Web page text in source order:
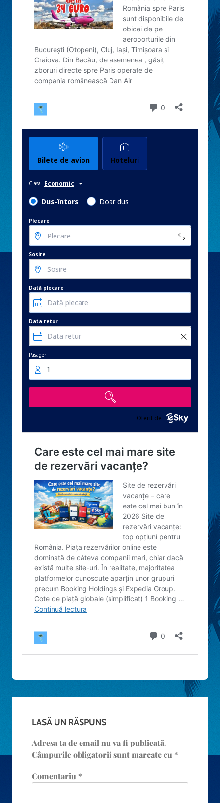
Bilete de avion Hoteluri
Clasa Economic
Dus-întors Doar dus
Plecare
Sosire
Dată plecare
Data retur
Pasageri
1
Oferit de
LASĂ UN RĂSPUNS
Adresa ta de email nu va fi publicată.
Câmpurile obligatorii sunt marcate cu *
Comentariu *